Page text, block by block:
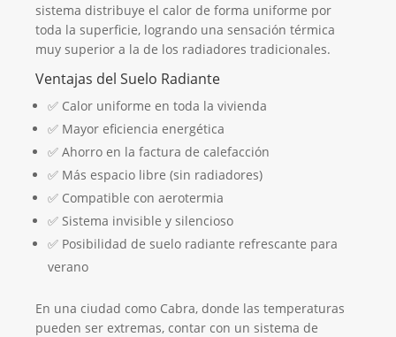
sistema distribuye el calor de forma uniforme por
toda la superficie, logrando una sensación térmica
muy superior a la de los radiadores tradicionales.
Ventajas del Suelo Radiante
✅ Calor uniforme en toda la vivienda
✅ Mayor eficiencia energética
✅ Ahorro en la factura de calefacción
✅ Más espacio libre (sin radiadores)
✅ Compatible con aerotermia
✅ Sistema invisible y silencioso
✅ Posibilidad de suelo radiante refrescante para
verano
En una ciudad como Cabra, donde las temperaturas
pueden ser extremas, contar con un sistema de